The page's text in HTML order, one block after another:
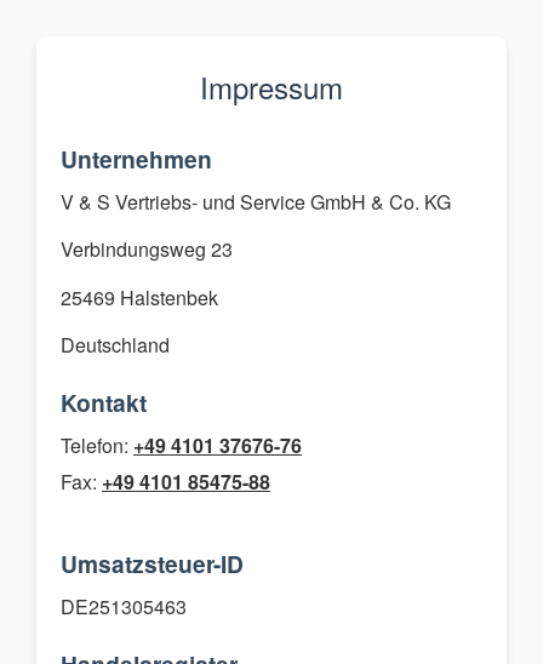
Impressum
Unternehmen
V & S Vertriebs- und Service GmbH & Co. KG
Verbindungsweg 23
25469 Halstenbek
Deutschland
Kontakt
Telefon: +49 4101 37676-76
Fax: +49 4101 85475-88
Umsatzsteuer-ID
DE251305463